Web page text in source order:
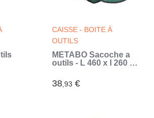
CAISSE - BOITE À
OUTILS
METABO Sacoche a
outils - L 460 x l 260 x
38,93 €